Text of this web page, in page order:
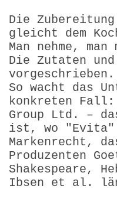
Die
gleicht dem
Man nehme,
Die Zutaten
vorgeschrieben.
So wacht das
konkreten
Group Ltd. –
ist, wo
Markenrecht,
Produzenten
Shakespeare,
Ibsen et al.